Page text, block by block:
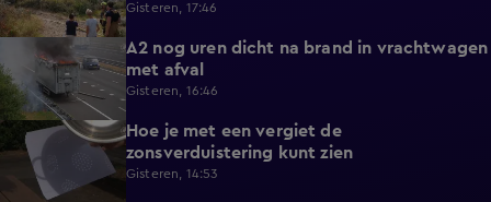
Gisteren, 17:46
A2 nog uren dicht na brand in vrachtwagen
met afval
Gisteren, 16:46
1:21
Hoe je met een vergiet de
zonsverduistering kunt zien
Gisteren, 14:53